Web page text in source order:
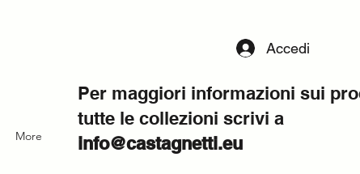
Accedi
More
Per maggiori informazioni sui
tutte le collezioni scrivi a
info@castagnetti.eu